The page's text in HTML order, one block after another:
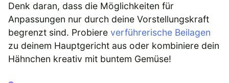
Denk daran, dass die Möglichkeiten für
Anpassungen nur durch deine Vorstellungskraft
begrenzt sind. Probiere verführerische Beilagen
zu deinem Hauptgericht aus oder kombiniere dein
Hähnchen kreativ mit buntem Gemüse!